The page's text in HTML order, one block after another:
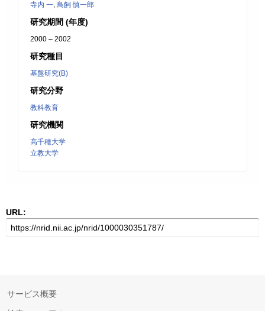
寺内 一, 鳥飼 慎一郎
研究期間 (年度)
2000 – 2002
研究種目
基盤研究(B)
研究分野
教科教育
研究機関
高千穂大学
立教大学
URL:
サービス概要